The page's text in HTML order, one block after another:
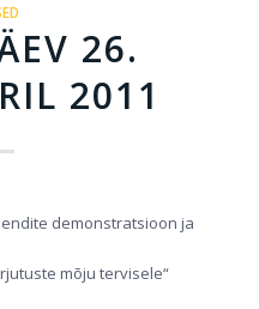
26.
2011
demonstratsioon ja
mõju tervisele“